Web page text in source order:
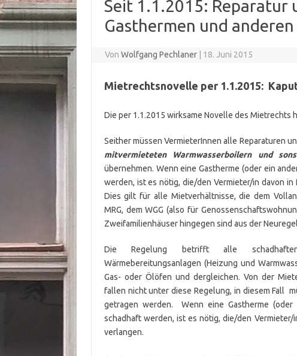
Seit 1.1.2015: Reparatur
Gasthermen und
VonWolfgang Pechlaner 18. Juni 2015
Mietrechtsnovelle per 1.1.2015:
Die per 1.1.2015 wirksame Novelle des Mietrechts
Seither müssen VermieterInnen alle Reparaturen
mitvermieteten Warmwasserboilern und
übernehmen. Wenn eine Gastherme (oder ein
werden, ist es nötig, die/den Vermieter/in davon
Dies gilt für alle Mietverhältnisse, die dem
MRG, dem WGG (also für
Zweifamilienhäuser hingegen sind aus der
Die Regelung betrifft alle schadhaften
Wärmebereitungsanlagen (Heizung und
Gas- oder Ölöfen und dergleichen. Von der
fallen nicht unter diese Regelung, in diesem Fall
getragen werden. Wenn eine Gastherme (oder
schadhaft werden, ist es nötig, die/den
verlangen.